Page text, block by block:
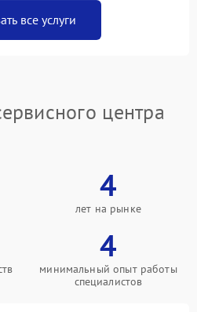
все услуги
центра
4
лет на рынке
4
минимальный опыт работы
специалистов